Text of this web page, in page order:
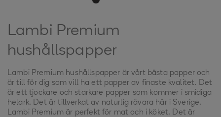
Lambi Premium
hushållspapper
Lambi Premium hushållspapper är vårt bästa papper och
är till för dig som vill ha ett papper av finaste kvalitet. Det
är ett tjockare och starkare papper som kommer i smidiga
helark. Det är tillverkat av naturlig råvara här i Sverige.
Lambi Premium är perfekt för mat och i köket. Det är